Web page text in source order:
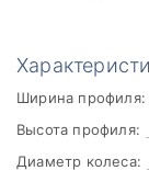
Ширина профиля:
Высота профиля:
Диаметр колеса: